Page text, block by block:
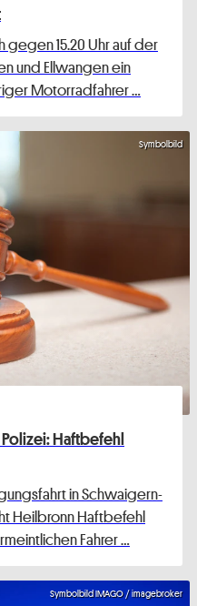
15.20 Uhr auf der
und Ellwangen ein
Motorradfahrer …
Symbolbild
Haftbefehl
in Schwaigern-
Heilbronn Haftbefehl
Fahrer …
Symbolbild IMAGO / imagebroker